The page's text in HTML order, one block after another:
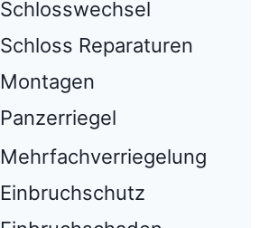
Schlosswechsel
Schloss Reparaturen
Montagen
Panzerriegel
Mehrfachverriegelung
Einbruchschutz